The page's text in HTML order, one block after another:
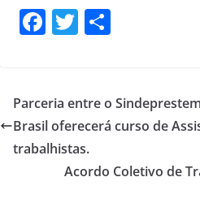
F
e
b
o
T
er e
Parceria entre o
Brasil oferecerá curso de
trabalhistas.
Acordo Coletivo de